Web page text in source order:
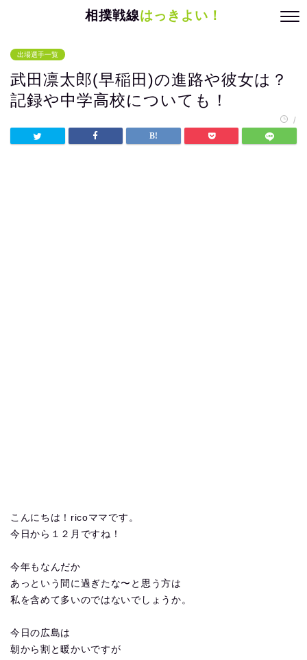
相撲戦線はっきよい！
出場選手一覧
武田凛太郎(早稲田)の進路や彼女は？
記録や中学高校についても！
/
こんにちは！ricoママです。
今日から１２月ですね！
今年もなんだか
あっという間に過ぎたな〜と思う方は
私を含めて多いのではないでしょうか。
今日の広島は
朝から割と暖かいですが